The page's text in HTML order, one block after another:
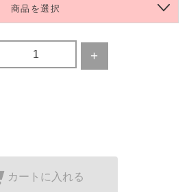
商品を選択
カートに入れる